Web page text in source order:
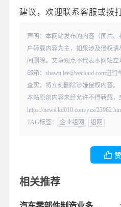
建议，欢迎联系客服或拨
声明：本网站发布的内容（图片
户转载内容为主，如果涉及侵权
间删除。文章观点不代表本网站
邮箱：shawn.lee@vecloud.com进
查实，将立刻删除涉嫌侵权内容。
本站原创内容未经允许不得转载，
https://news.kd010.com/yzx/
TAG标签：
企业组网 组网
相关推荐